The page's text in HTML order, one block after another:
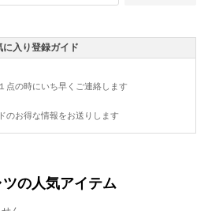
に入り登録ガイド
点の時にいち早くご連絡します
のお得な情報をお送りします
の人気アイテム